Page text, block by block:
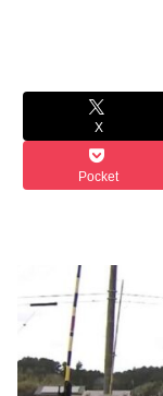
X
Pocket